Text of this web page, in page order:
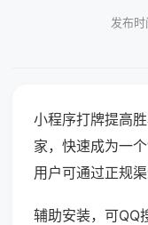
发布
小程序打牌提高
家，快速成为一
用户可通过正规渠
辅助安装，可